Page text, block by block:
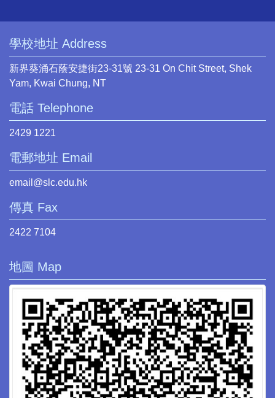
學校地址 Address
新界葵涌石蔭安捷街23-31號 23-31 On Chit Street, Shek
Yam, Kwai Chung, NT
電話 Telephone
2429 1221
電郵地址 Email
email@slc.edu.hk
傳真 Fax
2422 7104
地圖 Map